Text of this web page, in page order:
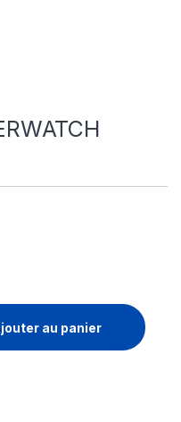
THRT HUN quantity
au panier